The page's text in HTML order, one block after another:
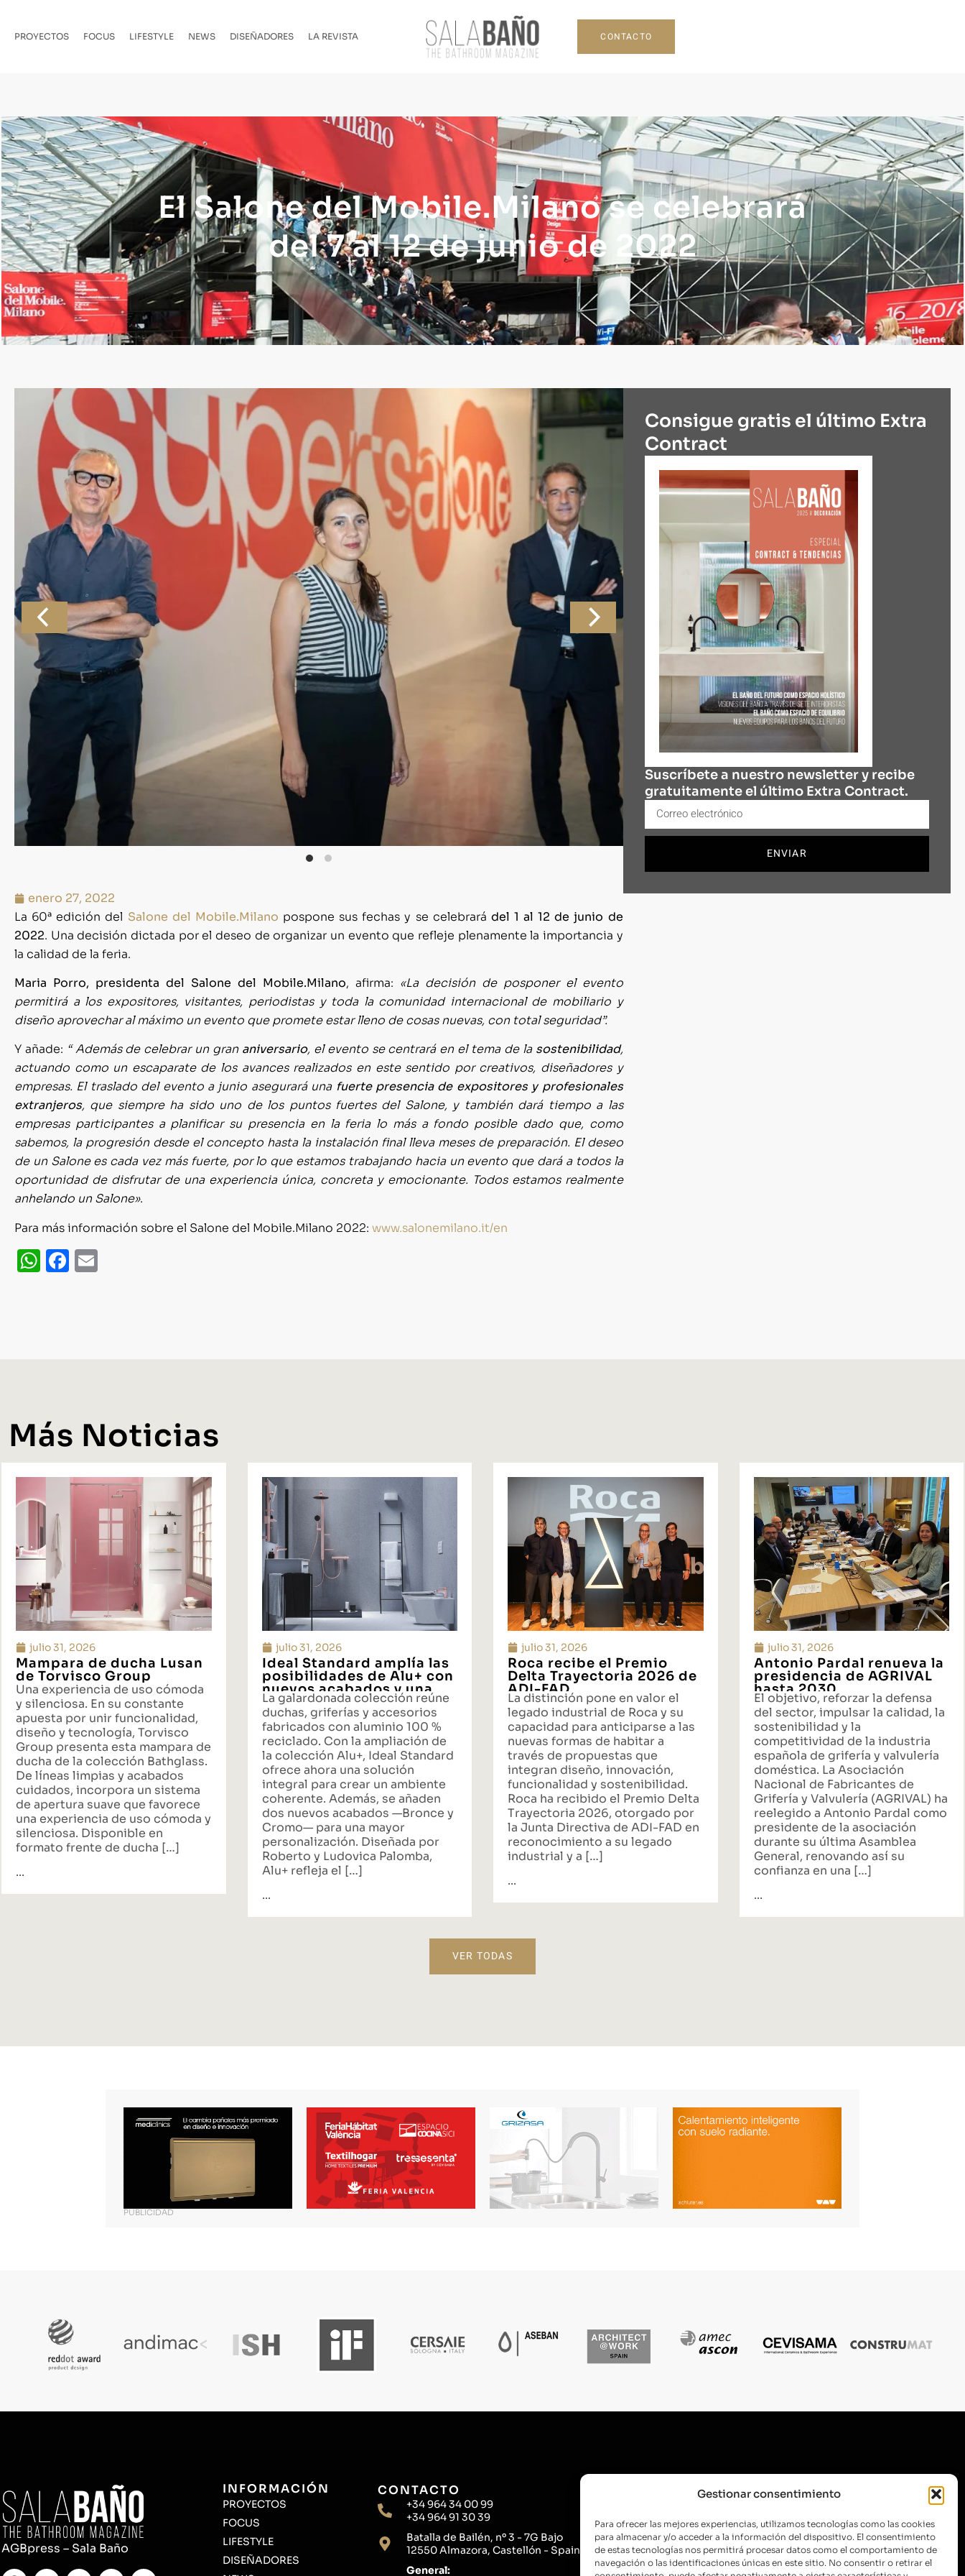
Gestionar consentimiento
Para ofrecer las mejores experiencias, utilizamos tecnologías como las cookies
para almacenar y/o acceder a la información del dispositivo. El consentimiento
de estas tecnologías nos permitirá procesar datos como el comportamiento de
navegación o las identificaciones únicas en este sitio. No consentir o retirar el
PROYECTOS FOCUS LIFESTYLE NEWS DISEÑADORES LA REVISTA CONTACTO
El Salone del Mobile.Milano se celebrará
del 7 al 12 de junio de 2022
enero 27, 2022
La 60ª edición del Salone del Mobile.Milano pospone sus fechas y se celebrará del 1 al 12 de junio de
2022. Una decisión dictada por el deseo de organizar un evento que refleje plenamente la importancia y
la calidad de la feria.
Maria Porro, presidenta del Salone del Mobile.Milano, afirma: «La decisión de posponer el evento
permitirá a los expositores, visitantes, periodistas y toda la comunidad internacional de mobiliario y
diseño aprovechar al máximo un evento que promete estar lleno de cosas nuevas, con total seguridad”.
Y añade: “ Además de celebrar un gran aniversario, el evento se centrará en el tema de la sostenibilidad,
actuando como un escaparate de los avances realizados en este sentido por creativos, diseñadores y
empresas. El traslado del evento a junio asegurará una fuerte presencia de expositores y profesionales
extranjeros, que siempre ha sido uno de los puntos fuertes del Salone, y también dará tiempo a las
empresas participantes a planificar su presencia en la feria lo más a fondo posible dado que, como
sabemos, la progresión desde el concepto hasta la instalación final lleva meses de preparación. El deseo
de un Salone es cada vez más fuerte, por lo que estamos trabajando hacia un evento que dará a todos la
oportunidad de disfrutar de una experiencia única, concreta y emocionante. Todos estamos realmente
anhelando un Salone».
Para más información sobre el Salone del Mobile.Milano 2022: www.salonemilano.it/en
WhatsApp
Facebook
Consigue gratis el último Extra
Contract
Suscríbete a nuestro newsletter y recibe
gratuitamente el último Extra Contract.
ENVIAR
Más Noticias
julio 31, 2026
Mampara de ducha Lusan
de Torvisco Group
Una experiencia de uso cómoda
y silenciosa. En su constante
apuesta por unir funcionalidad,
diseño y tecnología, Torvisco
Group presenta esta mampara de
ducha de la colección Bathglass.
De líneas limpias y acabados
cuidados, incorpora un sistema
de apertura suave que favorece
una experiencia de uso cómoda y
silenciosa. Disponible en
formato frente de ducha […]
...
julio 31, 2026
Ideal Standard amplía las
posibilidades de Alu+ con
nuevos acabados y una
propuesta integral de
baño
La galardonada colección reúne
duchas, griferías y accesorios
fabricados con aluminio 100 %
reciclado. Con la ampliación de
la colección Alu+, Ideal Standard
ofrece ahora una solución
integral para crear un ambiente
coherente. Además, se añaden
dos nuevos acabados —Bronce y
Cromo— para una mayor
personalización. Diseñada por
Roberto y Ludovica Palomba,
Alu+ refleja el […]
...
julio 31, 2026
Roca recibe el Premio
Delta Trayectoria 2026 de
ADI-FAD
La distinción pone en valor el
legado industrial de Roca y su
capacidad para anticiparse a las
nuevas formas de habitar a
través de propuestas que
integran diseño, innovación,
funcionalidad y sostenibilidad.
Roca ha recibido el Premio Delta
Trayectoria 2026, otorgado por
la Junta Directiva de ADI-FAD en
reconocimiento a su legado
industrial y a […]
...
julio 31, 2026
Antonio Pardal renueva la
presidencia de AGRIVAL
hasta 2030
El objetivo, reforzar la defensa
del sector, impulsar la calidad, la
sostenibilidad y la
competitividad de la industria
española de grifería y valvulería
doméstica. La Asociación
Nacional de Fabricantes de
Grifería y Valvulería (AGRIVAL) ha
reelegido a Antonio Pardal como
presidente de la asociación
durante su última Asamblea
General, renovando así su
confianza en una […]
...
VER TODAS
PUBLICIDAD
AGBpress – Sala Baño
INFORMACIÓN
PROYECTOS
FOCUS
LIFESTYLE
DISEÑADORES
CONTACTO
+34 964 34 00 99
+34 964 91 30 39
Batalla de Bailén, nº 3 - 7G Bajo
12550 Almazora, Castellón - Spain
General:
SUSCRÍBETE A NUESTRA